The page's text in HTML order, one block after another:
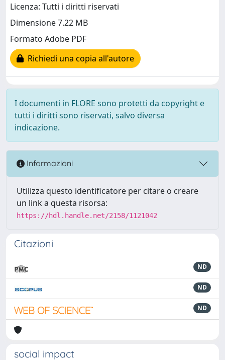
Licenza: Tutti i diritti riservati
Dimensione 7.22 MB
Formato Adobe PDF
Richiedi una copia all'autore
I documenti in FLORE sono protetti da copyright e
tutti i diritti sono riservati, salvo diversa
indicazione.
Informazioni
Utilizza questo identificatore per citare o creare
un link a questa risorsa:
https://hdl.handle.net/2158/1121042
Citazioni
ND
ND
ND
social impact